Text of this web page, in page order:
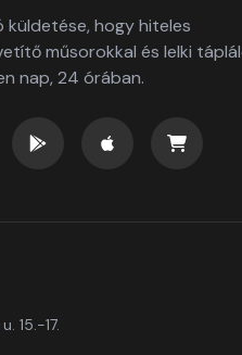
küldetése, hogy hiteles
műsorokkal és lelki
nap, 24 órában.
15.-17.